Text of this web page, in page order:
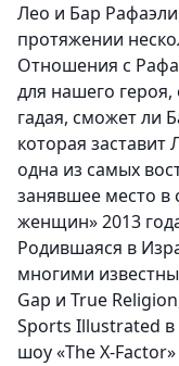
Лео и Бар
протяжении
Отношения с
для нашего героя,
гадая, сможет ли
которая заставит
одна из самых
занявшее место в
женщин» 2013
Родившаяся в
многими
Gap и True
Sports Illustrated в
шоу «The X-